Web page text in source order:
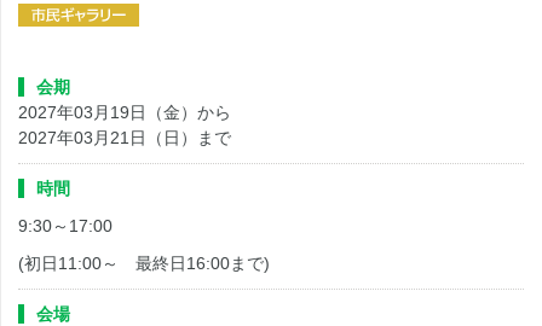
会期
2027年03月19日（金）から
2027年03月21日（日）まで
時間
9:30～17:00
(初日11:00～ 最終日16:00まで)
会場